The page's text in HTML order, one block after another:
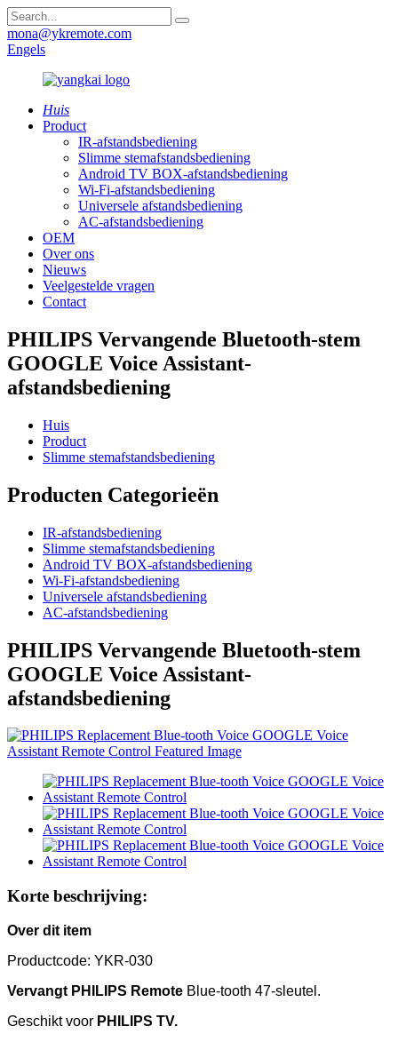
mona@ykremote.com
Engels
Huis
Product
IR-afstandsbediening
Slimme stemafstandsbediening
Android TV BOX-afstandsbediening
Wi-Fi-afstandsbediening
Universele afstandsbediening
AC-afstandsbediening
OEM
Over ons
Nieuws
Veelgestelde vragen
Contact
PHILIPS Vervangende Bluetooth-stem
GOOGLE Voice Assistant-
afstandsbediening
Huis
Product
Slimme stemafstandsbediening
Producten Categorieën
IR-afstandsbediening
Slimme stemafstandsbediening
Android TV BOX-afstandsbediening
Wi-Fi-afstandsbediening
Universele afstandsbediening
AC-afstandsbediening
PHILIPS Vervangende Bluetooth-stem
GOOGLE Voice Assistant-
afstandsbediening
Korte beschrijving:
Over dit item
Productcode: YKR-030
Vervangt PHILIPS Remote Blue-tooth 47-sleutel.
Geschikt voor PHILIPS TV.